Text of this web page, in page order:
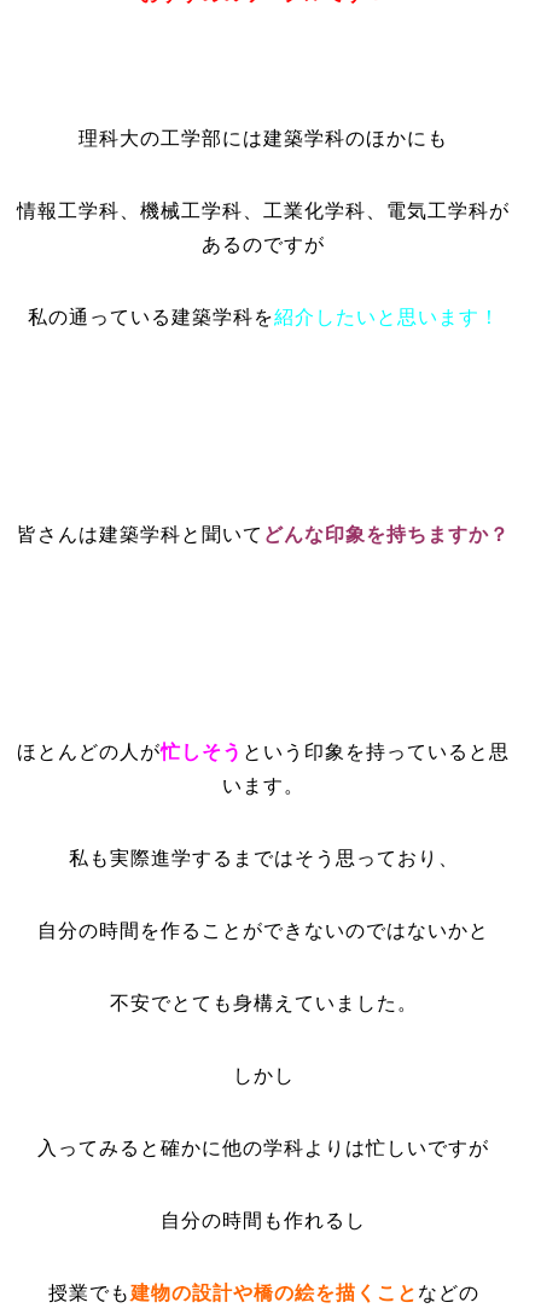
理科大の工学部には建築学科のほかにも
情報工学科、機械工学科、工業化学科、電気工学科が
あるのですが
私の通っている建築学科を紹介したいと思います！
皆さんは建築学科と聞いて どんな印象を持ちますか？
ほとんどの人が忙しそう という印象を持っていると思
います。
私も実際進学するまではそう思っており、
自分の時間を作ることができないのではないかと
不安でとても身構えていました。
しかし
入ってみると確かに他の学科よりは忙しいですが
自分の時間も作れるし
授業でも建物の設計や橋の絵を描くこと などの